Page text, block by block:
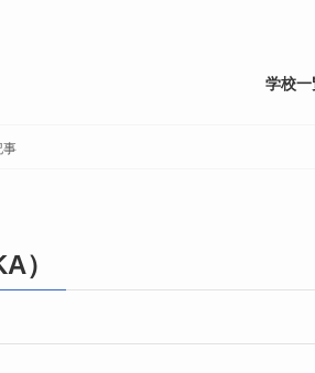
学校一
事
）